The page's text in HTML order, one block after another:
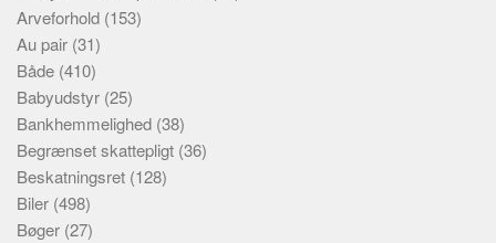
Arveforhold (153)
Au pair (31)
Både (410)
Babyudstyr (25)
Bankhemmelighed (38)
Begrænset skattepligt (36)
Beskatningsret (128)
Biler (498)
Bøger (27)